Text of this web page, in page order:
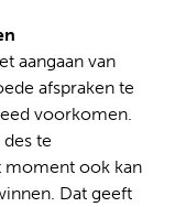
aangaan van
afspraken te
voorkomen.
te
moment ook kan
Dat geeft